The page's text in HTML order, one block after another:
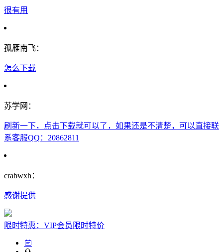
很有用
孤雁南飞：
怎么下载
苏学网：
刷新一下，点击下载就可以了，如果还是不清楚，可以直接联
系客服QQ：20862811
crabwxh：
感谢提供
限时特惠：VIP会员限时特价